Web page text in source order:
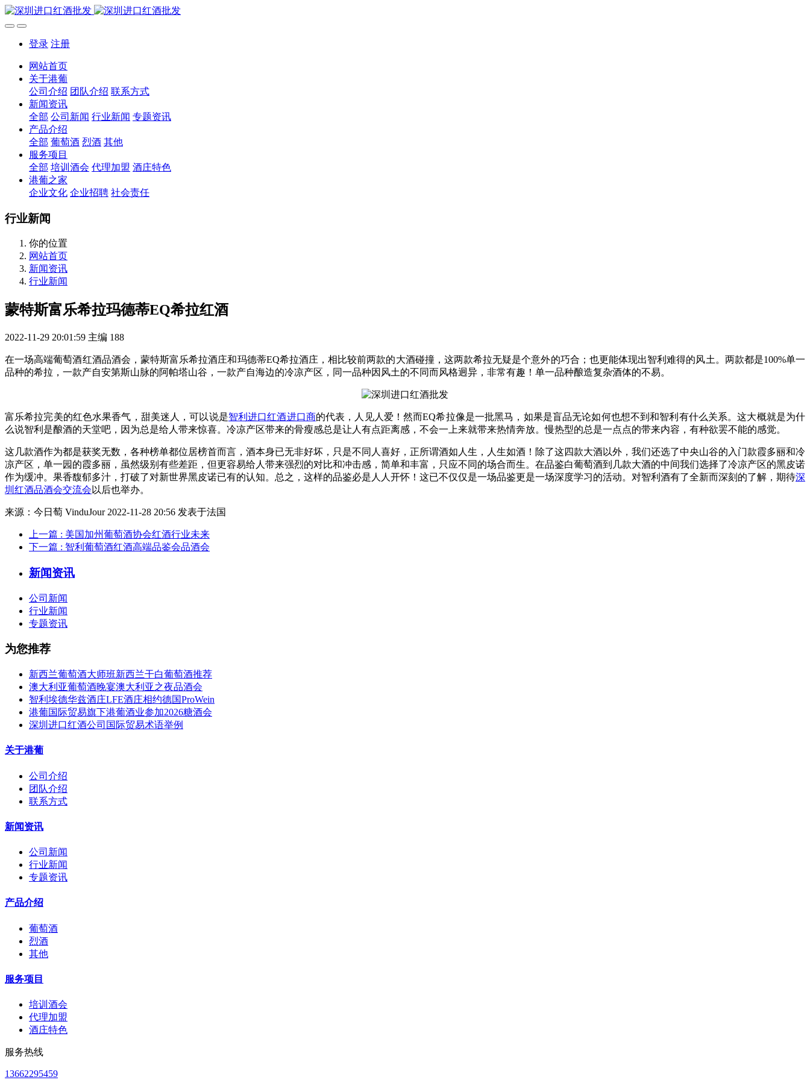
登录 注册
网站首页
关于港葡
公司介绍 团队介绍 联系方式
新闻资讯
全部 公司新闻 行业新闻 专题资讯
产品介绍
全部 葡萄酒 烈酒 其他
服务项目
全部 培训酒会 代理加盟 酒庄特色
港葡之家
企业文化 企业招聘 社会责任
行业新闻
你的位置
网站首页
新闻资讯
行业新闻
蒙特斯富乐希拉玛德蒂EQ希拉红酒
2022-11-29 20:01:59 主编 188
在一场高端葡萄酒红酒品酒会，蒙特斯富乐希拉酒庄和玛德蒂EQ希拉酒庄，相比较前两款的大酒碰撞，这两款希拉无疑是个意外的巧合；也更能体现出智利难得的风土。两款都是100%单一
品种的希拉，一款产自安第斯山脉的阿帕塔山谷，一款产自海边的冷凉产区，同一品种因风土的不同而风格迥异，非常有趣！单一品种酿造复杂酒体的不易。
富乐希拉完美的红色水果香气，甜美迷人，可以说是智利进口红酒进口商的代表，人见人爱！然而EQ希拉像是一批黑马，如果是盲品无论如何也想不到和智利有什么关系。这大概就是为什
么说智利是酿酒的天堂吧，因为总是给人带来惊喜。冷凉产区带来的骨瘦感总是让人有点距离感，不会一上来就带来热情奔放。慢热型的总是一点点的带来内容，有种欲罢不能的感觉。
这几款酒作为都是获奖无数，各种榜单都位居榜首而言，酒本身已无非好坏，只是不同人喜好，正所谓酒如人生，人生如酒！除了这四款大酒以外，我们还选了中央山谷的入门款霞多丽和冷
凉产区，单一园的霞多丽，虽然级别有些差距，但更容易给人带来强烈的对比和冲击感，简单和丰富，只应不同的场合而生。在品鉴白葡萄酒到几款大酒的中间我们选择了冷凉产区的黑皮诺
作为缓冲。果香馥郁多汁，打破了对新世界黑皮诺已有的认知。总之，这样的品鉴必是人人开怀！这已不仅仅是一场品鉴更是一场深度学习的活动。对智利酒有了全新而深刻的了解，期待深
圳红酒品酒会交流会 以后也举办。
来源：今日萄 VinduJour 2022-11-28 20:56 发表于法国
上一篇 : 美国加州葡萄酒协会红酒行业未来
下一篇 : 智利葡萄酒红酒高端品鉴会品酒会
新闻资讯
公司新闻
行业新闻
专题资讯
为您推荐
新西兰葡萄酒大师班新西兰干白葡萄酒推荐
澳大利亚葡萄酒晚宴澳大利亚之夜品酒会
智利埃德华兹酒庄LFE酒庄相约德国ProWein
港葡国际贸易旗下港葡酒业参加2026糖酒会
深圳进口红酒公司国际贸易术语举例
关于港葡
公司介绍
团队介绍
联系方式
新闻资讯
公司新闻
行业新闻
专题资讯
产品介绍
葡萄酒
烈酒
其他
服务项目
培训酒会
代理加盟
酒庄特色
服务热线
13662295459